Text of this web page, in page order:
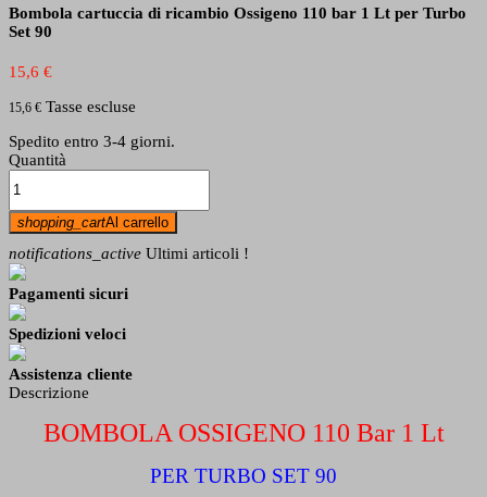
Bombola cartuccia di ricambio Ossigeno 110 bar 1 Lt per Turbo
Set 90
15,6 €
15,6 € Tasse escluse
Spedito entro 3-4 giorni.
Quantità
shopping_cartAl carrello
notifications_active Ultimi articoli !
Pagamenti sicuri
Spedizioni veloci
Assistenza cliente
Descrizione
BOMBOLA OSSIGENO 110 Bar 1 Lt
PER TURBO SET 90